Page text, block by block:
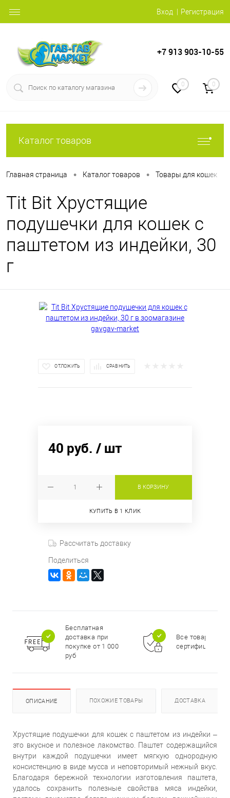
Вход Регистрация
+7 913 903-10-55
0 0
Каталог товаров
Главная страница • Каталог товаров • Товары для кошек
Tit Bit Хрустящие
подушечки для кошек с
паштетом из индейки, 30
г
ОТЛОЖИТЬ СРАВНИТЬ
40 руб. / шт
В КОРЗИНУ
КУПИТЬ В 1 КЛИК
Рассчитать доставку
Поделиться
Бесплатная
доставка при
покупке от 1 000
руб
Все товары
ОПИСАНИЕ ПОХОЖИЕ ТОВАРЫ ДОСТАВКА
Хрустящие подушечки для кошек с паштетом из индейки –
это вкусное и полезное лакомство. Паштет содержащийся
внутри каждой подушечки имеет мягкую однородную
консистенцию в виде мусса и неповторимый нежный вкус.
Благодаря бережной технологии изготовления паштета,
удалось сохранить полезные свойства мяса индейки,